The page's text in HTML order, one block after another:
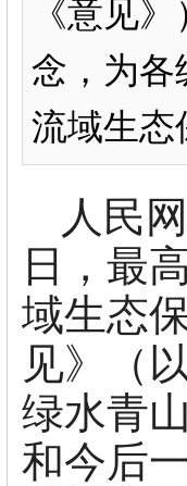
《意见
念，为各
流域生态
人民
日，最
域生态
见》（
绿水青
和今后